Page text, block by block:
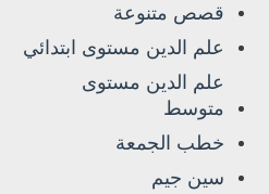
قصص متنوعة
علم الدين مستوى ابتدائي
علم الدين مستوى
متوسط
خطب الجمعة
سين جيم